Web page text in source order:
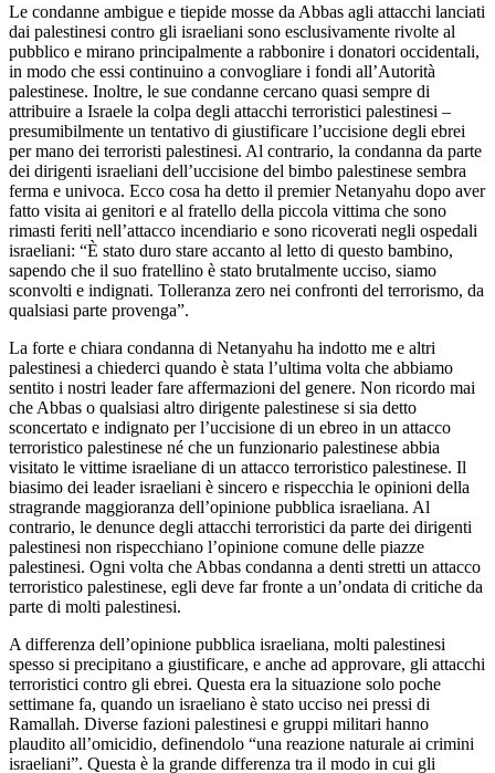
Le condanne ambigue e tiepide mosse da Abbas agli attacchi lanciati
dai palestinesi contro gli israeliani sono esclusivamente rivolte al
pubblico e mirano principalmente a rabbonire i donatori occidentali,
in modo che essi continuino a convogliare i fondi all’Autorità
palestinese. Inoltre, le sue condanne cercano quasi sempre di
attribuire a Israele la colpa degli attacchi terroristici palestinesi –
presumibilmente un tentativo di giustificare l’uccisione degli ebrei
per mano dei terroristi palestinesi. Al contrario, la condanna da parte
dei dirigenti israeliani dell’uccisione del bimbo palestinese sembra
ferma e univoca. Ecco cosa ha detto il premier Netanyahu dopo aver
fatto visita ai genitori e al fratello della piccola vittima che sono
rimasti feriti nell’attacco incendiario e sono ricoverati negli ospedali
israeliani: “È stato duro stare accanto al letto di questo bambino,
sapendo che il suo fratellino è stato brutalmente ucciso, siamo
sconvolti e indignati. Tolleranza zero nei confronti del terrorismo, da
qualsiasi parte provenga”.
La forte e chiara condanna di Netanyahu ha indotto me e altri
palestinesi a chiederci quando è stata l’ultima volta che abbiamo
sentito i nostri leader fare affermazioni del genere. Non ricordo mai
che Abbas o qualsiasi altro dirigente palestinese si sia detto
sconcertato e indignato per l’uccisione di un ebreo in un attacco
terroristico palestinese né che un funzionario palestinese abbia
visitato le vittime israeliane di un attacco terroristico palestinese. Il
biasimo dei leader israeliani è sincero e rispecchia le opinioni della
stragrande maggioranza dell’opinione pubblica israeliana. Al
contrario, le denunce degli attacchi terroristici da parte dei dirigenti
palestinesi non rispecchiano l’opinione comune delle piazze
palestinesi. Ogni volta che Abbas condanna a denti stretti un attacco
terroristico palestinese, egli deve far fronte a un’ondata di critiche da
parte di molti palestinesi.
A differenza dell’opinione pubblica israeliana, molti palestinesi
spesso si precipitano a giustificare, e anche ad approvare, gli attacchi
terroristici contro gli ebrei. Questa era la situazione solo poche
settimane fa, quando un israeliano è stato ucciso nei pressi di
Ramallah. Diverse fazioni palestinesi e gruppi militari hanno
plaudito all’omicidio, definendolo “una reazione naturale ai crimini
israeliani”. Questa è la grande differenza tra il modo in cui gli